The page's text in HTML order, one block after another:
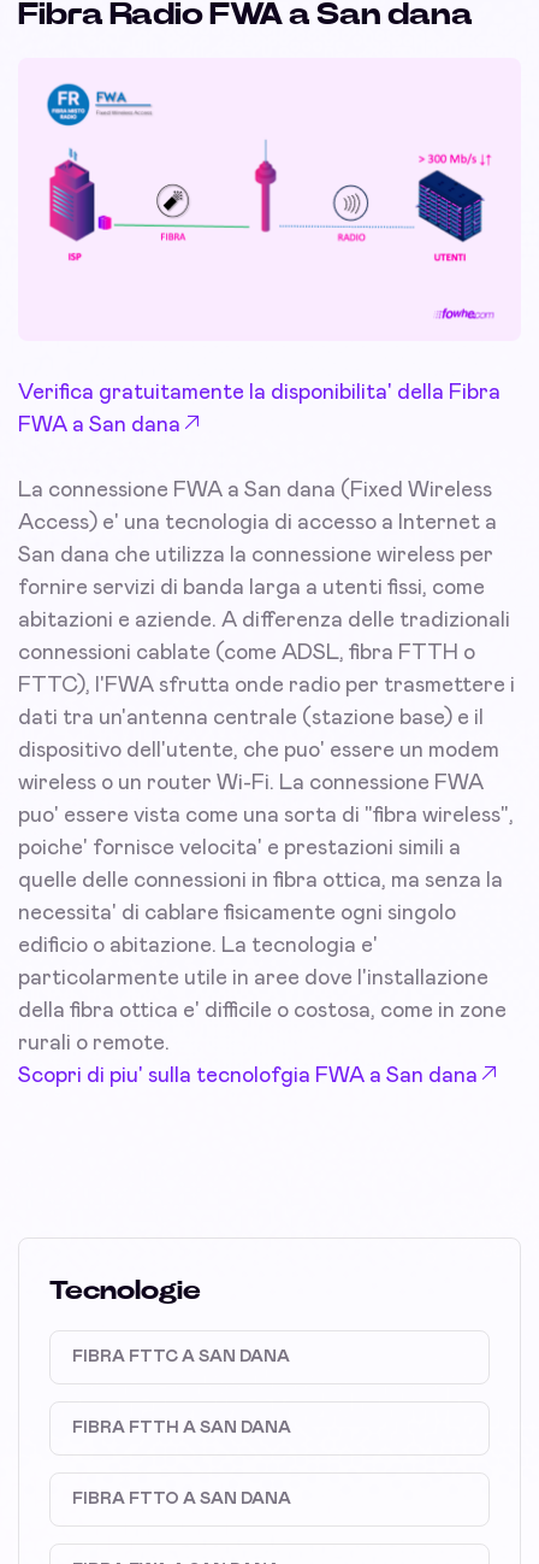
Fibra Radio FWA a San dana
Verifica gratuitamente la disponibilita' della Fibra
FWA a San dana
La connessione FWA a San dana (Fixed Wireless
Access) e' una tecnologia di accesso a Internet a
San dana che utilizza la connessione wireless per
fornire servizi di banda larga a utenti fissi, come
abitazioni e aziende. A differenza delle tradizionali
connessioni cablate (come ADSL, fibra FTTH o
FTTC), l'FWA sfrutta onde radio per trasmettere i
dati tra un'antenna centrale (stazione base) e il
dispositivo dell'utente, che puo' essere un modem
wireless o un router Wi-Fi. La connessione FWA
puo' essere vista come una sorta di "fibra wireless",
poiche' fornisce velocita' e prestazioni simili a
quelle delle connessioni in fibra ottica, ma senza la
necessita' di cablare fisicamente ogni singolo
edificio o abitazione. La tecnologia e'
particolarmente utile in aree dove l'installazione
della fibra ottica e' difficile o costosa, come in zone
rurali o remote.
Scopri di piu' sulla tecnolofgia FWA a San dana
Tecnologie
FIBRA FTTC A SAN DANA
FIBRA FTTH A SAN DANA
FIBRA FTTO A SAN DANA